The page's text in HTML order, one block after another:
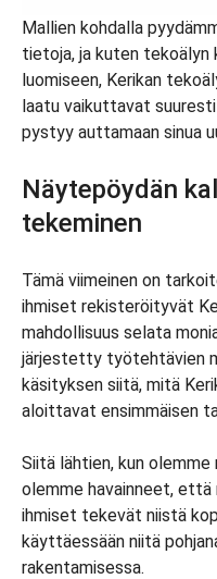
Mallien kohdalla
tietoja, ja kuten tekoälyn
luomiseen, Kerikan
laatu vaikuttavat
pystyy auttamaan sinua
Näytepöydän
tekeminen
Tämä viimeinen on
ihmiset rekisteröityvät
mahdollisuus selata
järjestetty työtehtävien
käsityksen siitä, mitä
aloittavat ensimmäisen
Siitä lähtien, kun
olemme havainneet,
ihmiset tekevät niistä
käyttäessään niitä
rakentamisessa.